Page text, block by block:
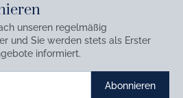
unseren regelmäßig
und Sie werden stets als Erster
informiert.
Abonnieren